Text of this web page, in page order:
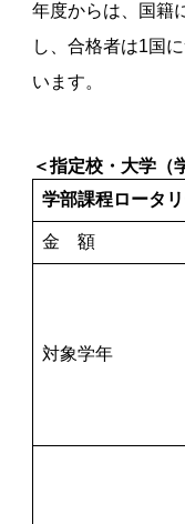
年度からは、国籍
し、合格者は1国
います。
＜指定校・大学（
学部課程ロータ
金 額
対象学年